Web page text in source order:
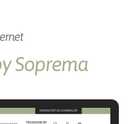
Soprema